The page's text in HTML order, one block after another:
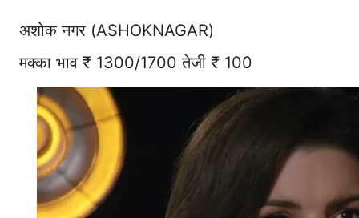
अशोक नगर (ASHOKNAGAR)
मक्का भाव ₹ 1300/1700 तेजी ₹ 100